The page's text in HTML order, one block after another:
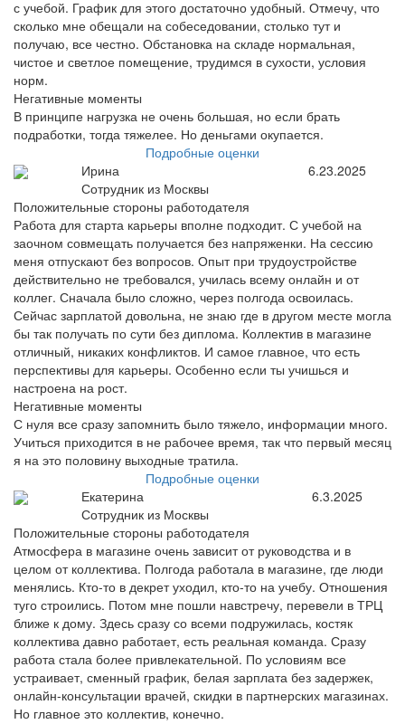
с учебой. График для этого достаточно удобный. Отмечу, что
сколько мне обещали на собеседовании, столько тут и
получаю, все честно. Обстановка на складе нормальная,
чистое и светлое помещение, трудимся в сухости, условия
норм.
Негативные моменты
В принципе нагрузка не очень большая, но если брать
подработки, тогда тяжелее. Но деньгами окупается.
Подробные оценки
Ирина
Сотрудник из Москвы
6.23.2025
Положительные стороны работодателя
Работа для старта карьеры вполне подходит. С учебой на
заочном совмещать получается без напряженки. На сессию
меня отпускают без вопросов. Опыт при трудоустройстве
действительно не требовался, училась всему онлайн и от
коллег. Сначала было сложно, через полгода освоилась.
Сейчас зарплатой довольна, не знаю где в другом месте могла
бы так получать по сути без диплома. Коллектив в магазине
отличный, никаких конфликтов. И самое главное, что есть
перспективы для карьеры. Особенно если ты учишься и
настроена на рост.
Негативные моменты
С нуля все сразу запомнить было тяжело, информации много.
Учиться приходится в не рабочее время, так что первый месяц
я на это половину выходные тратила.
Подробные оценки
Екатерина
Сотрудник из Москвы
6.3.2025
Положительные стороны работодателя
Атмосфера в магазине очень зависит от руководства и в
целом от коллектива. Полгода работала в магазине, где люди
менялись. Кто-то в декрет уходил, кто-то на учебу. Отношения
туго строились. Потом мне пошли навстречу, перевели в ТРЦ
ближе к дому. Здесь сразу со всеми подружилась, костяк
коллектива давно работает, есть реальная команда. Сразу
работа стала более привлекательной. По условиям все
устраивает, сменный график, белая зарплата без задержек,
онлайн-консультации врачей, скидки в партнерских магазинах.
Но главное это коллектив, конечно.